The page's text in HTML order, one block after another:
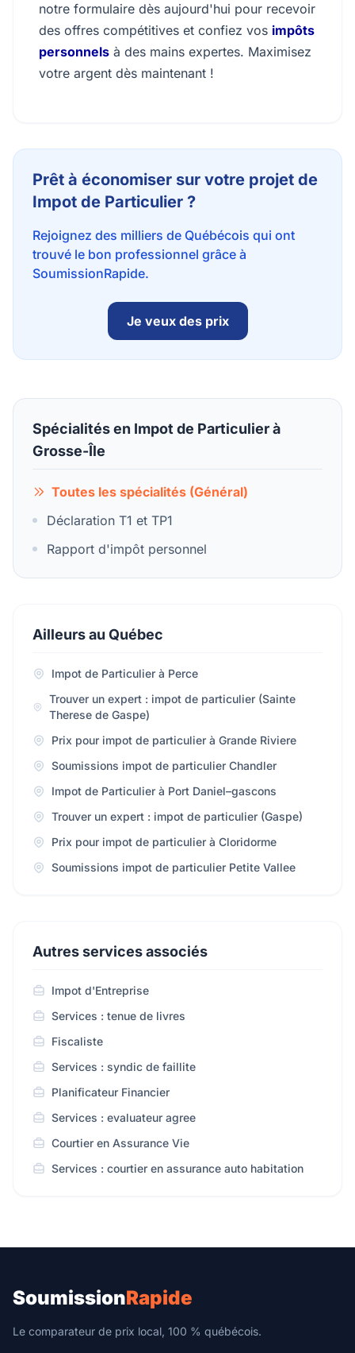
notre formulaire dès aujourd'hui pour recevoir
des offres compétitives et confiez vos impôts
personnels à des mains expertes. Maximisez
votre argent dès maintenant !
Prêt à économiser sur votre projet de
Impot de Particulier ?
Rejoignez des milliers de Québécois qui ont
trouvé le bon professionnel grâce à
SoumissionRapide.
Je veux des prix
Spécialités en Impot de Particulier à
Grosse-Île
Toutes les spécialités (Général)
Déclaration T1 et TP1
Rapport d'impôt personnel
Ailleurs au Québec
Impot de Particulier à Perce
Trouver un expert : impot de particulier (Sainte
Therese de Gaspe)
Prix pour impot de particulier à Grande Riviere
Soumissions impot de particulier Chandler
Impot de Particulier à Port Daniel–gascons
Trouver un expert : impot de particulier (Gaspe)
Prix pour impot de particulier à Cloridorme
Soumissions impot de particulier Petite Vallee
Autres services associés
Impot d'Entreprise
Services : tenue de livres
Fiscaliste
Services : syndic de faillite
Planificateur Financier
Services : evaluateur agree
Courtier en Assurance Vie
Services : courtier en assurance auto habitation
SoumissionRapide
Le comparateur de prix local, 100 % québécois.